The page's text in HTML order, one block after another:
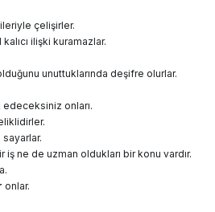
çelişirler.
ilişki kuramazlar.
unuttuklarında deşifre olurlar.
onları.
iş ne de uzman oldukları bir konu vardır.
onlar.